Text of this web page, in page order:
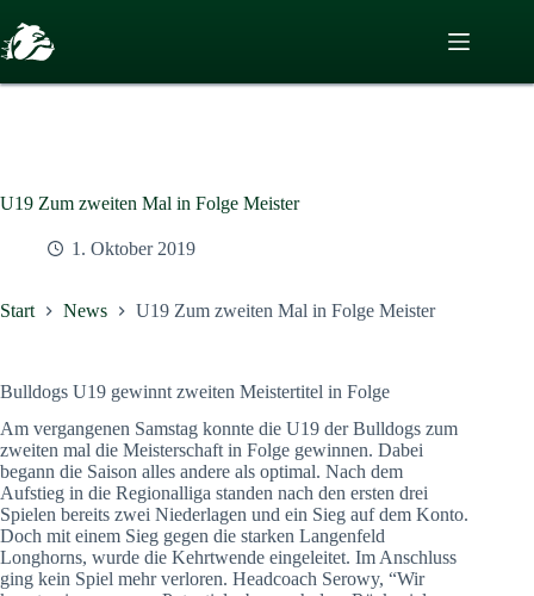
Inhalt
springen
U19 Zum zweiten Mal in Folge Meister
1. Oktober 2019
Start News U19 Zum zweiten Mal in Folge Meister
Bulldogs U19 gewinnt zweiten Meistertitel in Folge
Am vergangenen Samstag konnte die U19 der Bulldogs zum
zweiten mal die Meisterschaft in Folge gewinnen. Dabei
begann die Saison alles andere als optimal. Nach dem
Aufstieg in die Regionalliga standen nach den ersten drei
Spielen bereits zwei Niederlagen und ein Sieg auf dem Konto.
Doch mit einem Sieg gegen die starken Langenfeld
Longhorns, wurde die Kehrtwende eingeleitet. Im Anschluss
ging kein Spiel mehr verloren. Headcoach Serowy, “Wir